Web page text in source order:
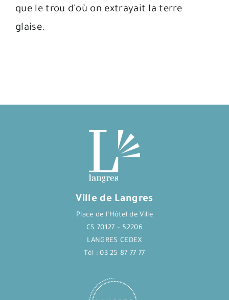
que le trou d'où on extrayait la terre
glaise.
Ville de Langres
Place de l’Hôtel de Ville
CS 70127 – 52206
LANGRES CEDEX
Tél : 03 25 87 77 77